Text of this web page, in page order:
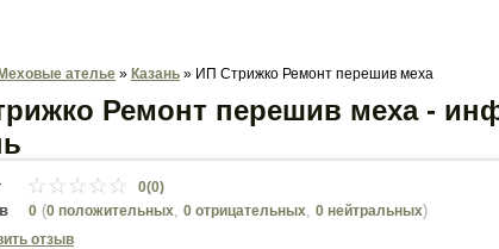
Меховые ателье » Казань » ИП Стрижко Ремонт перешив меха
Ремонт перешив меха -
0(0)
0 (0 положительных, 0 отрицательных, 0 нейтральных)
отзыв